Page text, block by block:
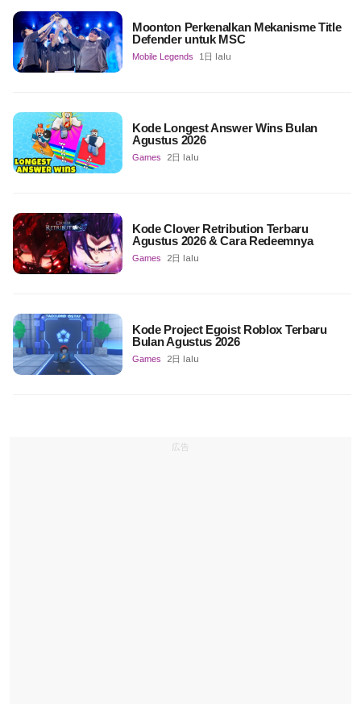
Moonton Perkenalkan Mekanisme Title
Defender untuk MSC
Mobile Legends 1日 lalu
Kode Longest Answer Wins Bulan
Agustus 2026
Games 2日 lalu
Kode Clover Retribution Terbaru
Agustus 2026 & Cara Redeemnya
Games 2日 lalu
Kode Project Egoist Roblox Terbaru
Bulan Agustus 2026
Games 2日 lalu
広告